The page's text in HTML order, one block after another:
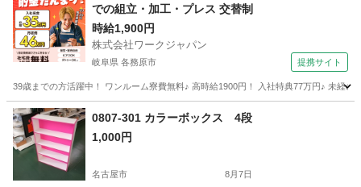
での組立・加工・プレス 交替制
時給1,900円
株式会社ワークジャパン
岐阜県 各務原市 提携サイト
39歳までの方活躍中！ ワンルーム寮費無料♪ 高時給1900円！ 入社特典77万円♪ 未経
岐阜 各務原市 0807-301 カラーボックス 4段
1,000円
名古屋市 8月7日